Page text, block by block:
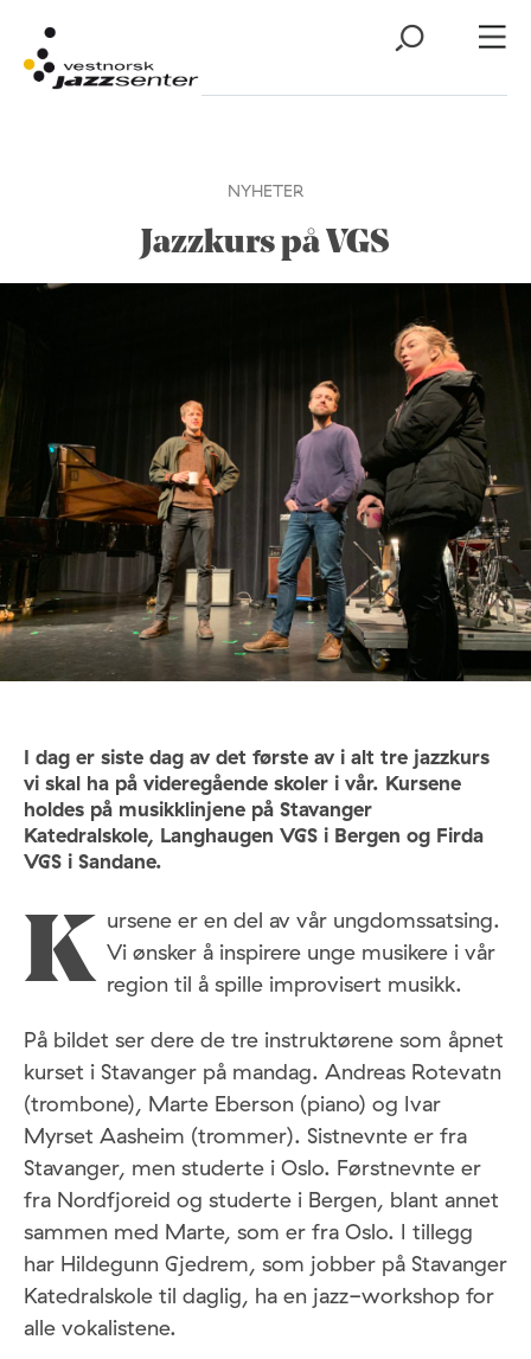
NYHETER
Jazzkurs på VGS
I dag er siste dag av det første av i alt tre jazzkurs
vi skal ha på videregående skoler i vår. Kursene
holdes på musikklinjene på Stavanger
Katedralskole, Langhaugen VGS i Bergen og Firda
VGS i Sandane.
K ursene er en del av vår ungdomssatsing.
Vi ønsker å inspirere unge musikere i vår
region til å spille improvisert musikk.
På bildet ser dere de tre instruktørene som åpnet
kurset i Stavanger på mandag. Andreas Rotevatn
(trombone), Marte Eberson (piano) og Ivar
Myrset Aasheim (trommer). Sistnevnte er fra
Stavanger, men studerte i Oslo. Førstnevnte er
fra Nordfjoreid og studerte i Bergen, blant annet
sammen med Marte, som er fra Oslo. I tillegg
har Hildegunn Gjedrem, som jobber på Stavanger
Katedralskole til daglig, ha en jazz-workshop for
alle vokalistene.